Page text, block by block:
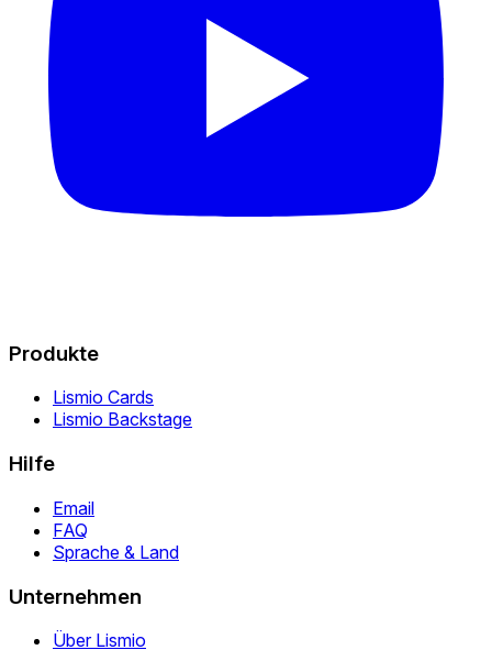
Produkte
Lismio Cards
Lismio Backstage
Hilfe
Email
FAQ
Sprache & Land
Unternehmen
Über Lismio